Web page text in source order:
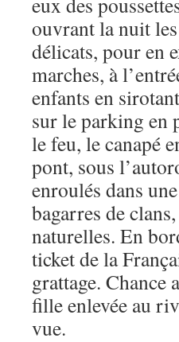
ouvrant la nuit
délicats, pour en
marches, à
enfants en
sur le parking en
le feu, le canapé
pont, sous
enroulés dans
bagarres de
naturelles. En
ticket de la
grattage. Chance
fille enlevée au
vue.